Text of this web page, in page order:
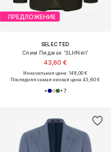
ПРЕДЛОЖЕНИЕ
SELECTED
Слим Пиджак 'SLHNeil'
43,60 €
Изначальная цена: 149,00 €
Последняя самая низкая цена:43,60 €
+7